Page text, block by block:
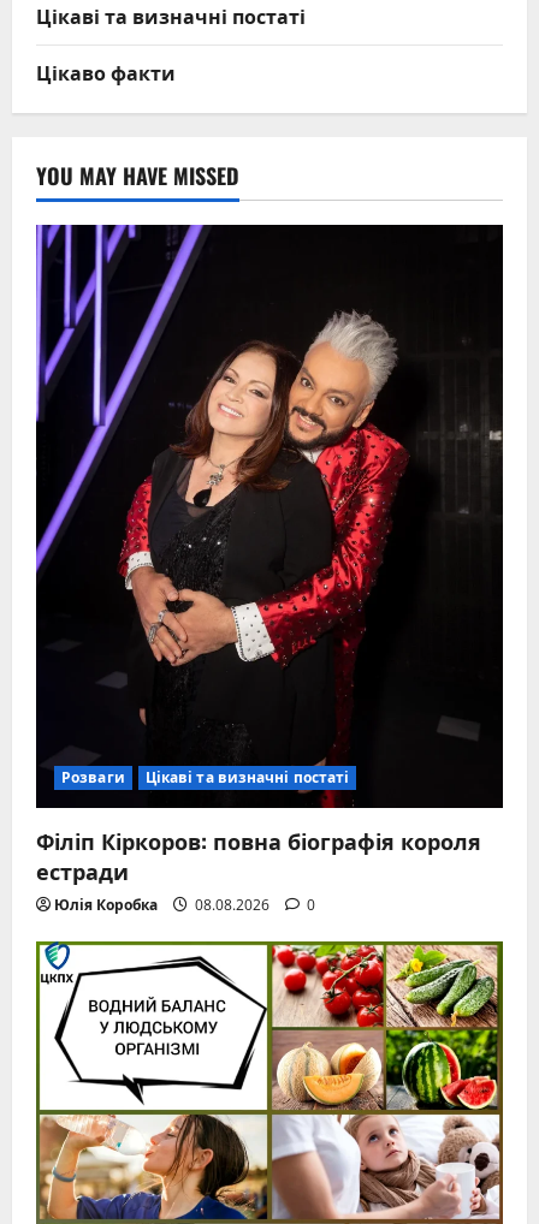
Цікаві та визначні постаті
Цікаво факти
YOU MAY HAVE MISSED
Розваги Цікаві та визначні постаті
Філіп Кіркоров: повна біографія короля
естради
Юлія Коробка 08.08.2026 0